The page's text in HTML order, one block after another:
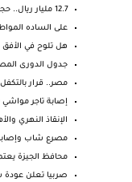
12.7 مليار ريال.. حجم التجارة الإلكترونية في السعو...
على الساده
هل تلوح في
جدول الدورى المصرى 2023 بعد حصد الأهلي
مصر.. قرار
إصابة تاجر
الإنقاذ النهري
مصرع شاب
محافظ الجيزة
صربيا تعلن عودة